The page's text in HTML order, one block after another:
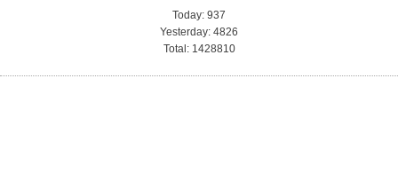
Today: 937
Yesterday: 4826
Total: 1428810